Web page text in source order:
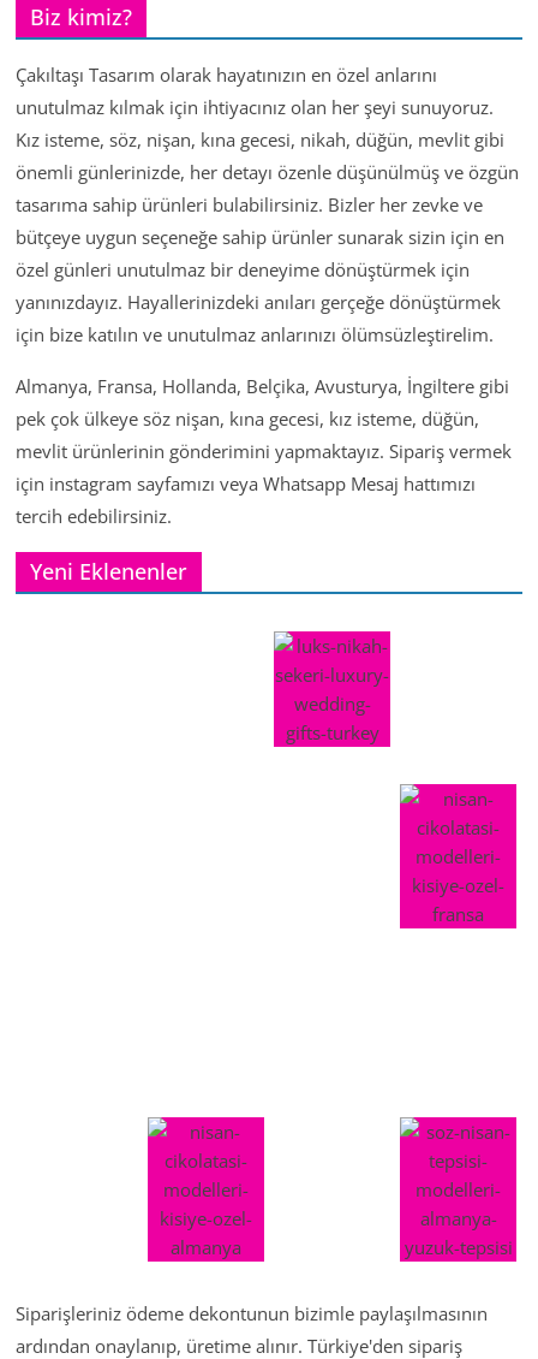
Biz kimiz?
Çakıltaşı Tasarım olarak hayatınızın en özel anlarını
unutulmaz kılmak için ihtiyacınız olan her şeyi sunuyoruz.
Kız isteme, söz, nişan, kına gecesi, nikah, düğün, mevlit gibi
önemli günlerinizde, her detayı özenle düşünülmüş ve özgün
tasarıma sahip ürünleri bulabilirsiniz. Bizler her zevke ve
bütçeye uygun seçeneğe sahip ürünler sunarak sizin için en
özel günleri unutulmaz bir deneyime dönüştürmek için
yanınızdayız. Hayallerinizdeki anıları gerçeğe dönüştürmek
için bize katılın ve unutulmaz anlarınızı ölümsüzleştirelim.
Almanya, Fransa, Hollanda, Belçika, Avusturya, İngiltere gibi
pek çok ülkeye söz nişan, kına gecesi, kız isteme, düğün,
mevlit ürünlerinin gönderimini yapmaktayız. Sipariş vermek
için instagram sayfamızı veya Whatsapp Mesaj hattımızı
tercih edebilirsiniz.
Yeni Eklenenler
Siparişleriniz ödeme dekontunun bizimle paylaşılmasının
ardından onaylanıp, üretime alınır. Türkiye'den sipariş